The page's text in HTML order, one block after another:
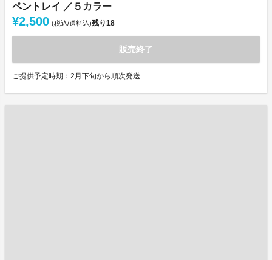
ペントレイ ／５カラー
¥2,500 (税込/送料込)残り18
販売終了
ご提供予定時期：2月下旬から順次発送